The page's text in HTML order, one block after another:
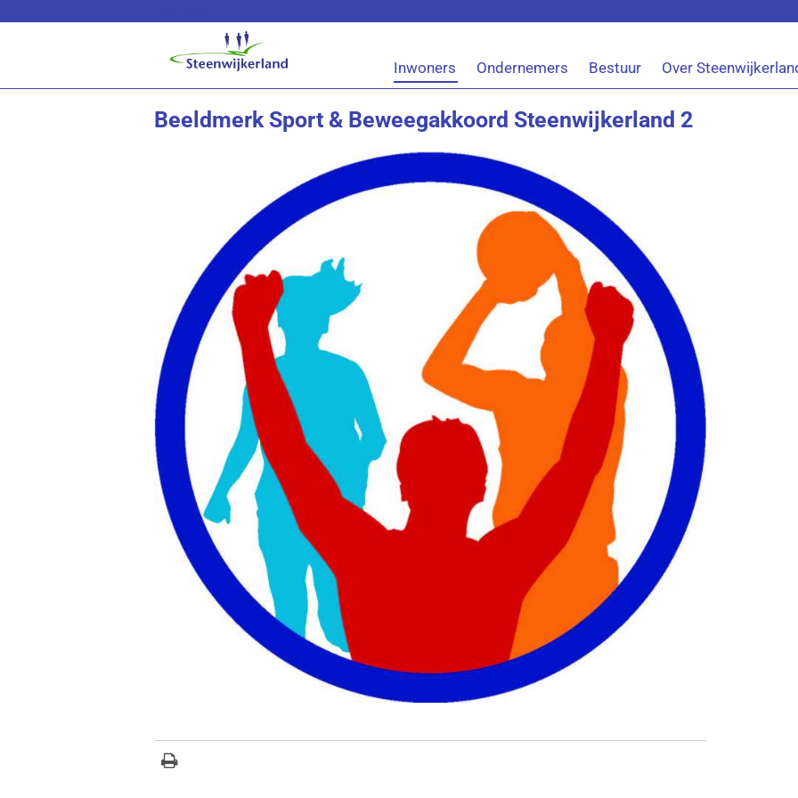
Inwoners Ondernemers Bestuur Over
Beeldmerk Sport & Beweegakkoord Steenwijkerland 2